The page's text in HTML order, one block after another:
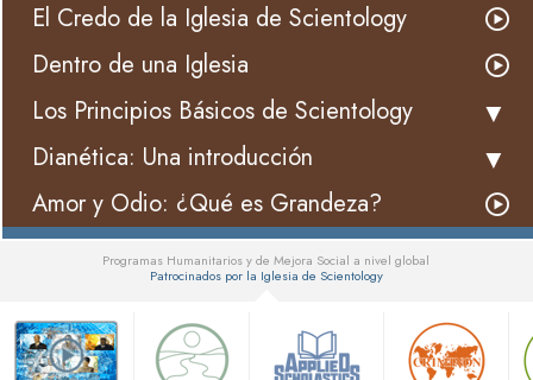
El Credo de la Iglesia de Scientology
Dentro de una Iglesia
Los Principios Básicos de Scientology
Dianética: Una introducción
Amor y Odio: ¿Qué es Grandeza?
Programas Humanitarios y de Mejora Social a nivel global
Patrocinados por la Iglesia de Scientology